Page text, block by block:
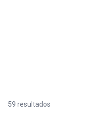
59 resultados